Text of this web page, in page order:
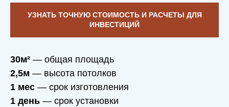
УЗНАТЬ ТОЧНУЮ СТОИМОСТЬ И РАСЧЕТЫ ДЛЯ
ИНВЕСТИЦИЙ
30м² — общая площадь
2,5м — высота потолков
1 мес — срок изготовления
1 день — срок установки